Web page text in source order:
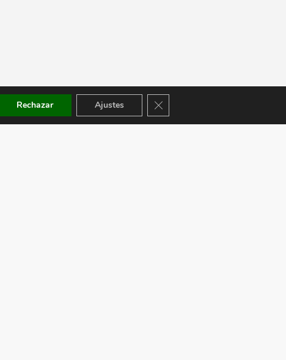
Rechazar Ajustes Cerrar el banner de cookies RGPD